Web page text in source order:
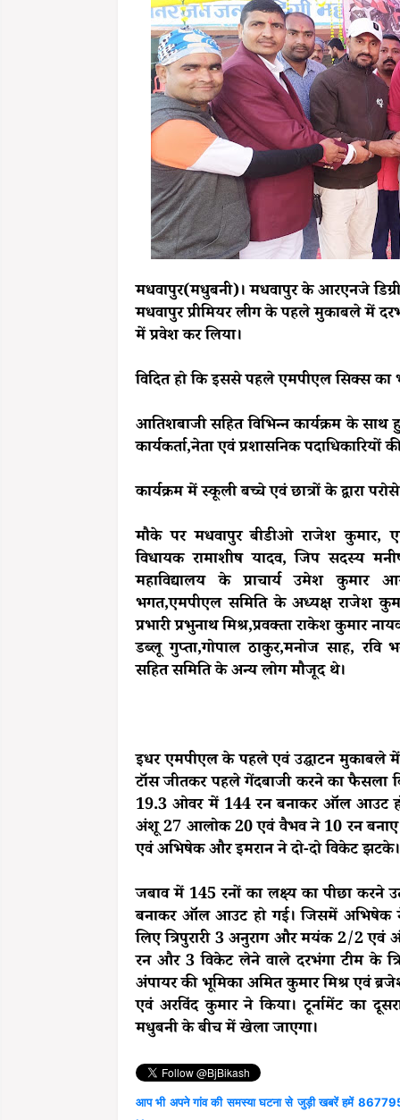
मधवापुर(मधुबनी)। मधवापुर के आरएनजे
मधवापुर प्रीमियर लीग के पहले मुकाबले में
में प्रवेश कर लिया।
विदित हो कि इससे पहले एमपीएल सिक्स का
आतिशबाजी सहित विभिन्न कार्यक्रम के
कार्यकर्ता,नेता एवं प्रशासनिक पदाधिकारियों
कार्यक्रम में स्कूली बच्चे एवं छात्रों के द्वारा
मौके पर मधवापुर बीडीओ राजेश कुमार,
विधायक रामाशीष यादव, जिप सदस्य
महाविद्यालय के प्राचार्य उमेश कुमार
भगत,एमपीएल समिति के अध्यक्ष राजेश
प्रभारी प्रभुनाथ मिश्र,प्रवक्ता राकेश
डब्लू गुप्ता,गोपाल ठाकुर,मनोज साह, रवि
सहित समिति के अन्य लोग मौजूद थे।
इधर एमपीएल के पहले एवं उद्घाटन मुकाबले
टॉस जीतकर पहले गेंदबाजी करने का फैसला
19.3 ओवर में 144 रन बनाकर ऑल आउट हो
अंशू 27 आलोक 20 एवं वैभव ने 10 रन
एवं अभिषेक और इमरान ने दो-दो विकेट
जबाव में 145 रनों का लक्ष्य का पीछा
बनाकर ऑल आउट हो गई। जिसमें अभिषेक ने
लिए त्रिपुरारी 3 अनुराग और मयंक 2/2
रन और 3 विकेट लेने वाले दरभंगा टीम के
अंपायर की भूमिका अमित कुमार मिश्र एवं
एवं अरविंद कुमार ने किया। टूर्नामेंट का
मधुबनी के बीच में खेला जाएगा।
आप भी अपने गांव की समस्या घटना से जुड़ी खबरें हमें